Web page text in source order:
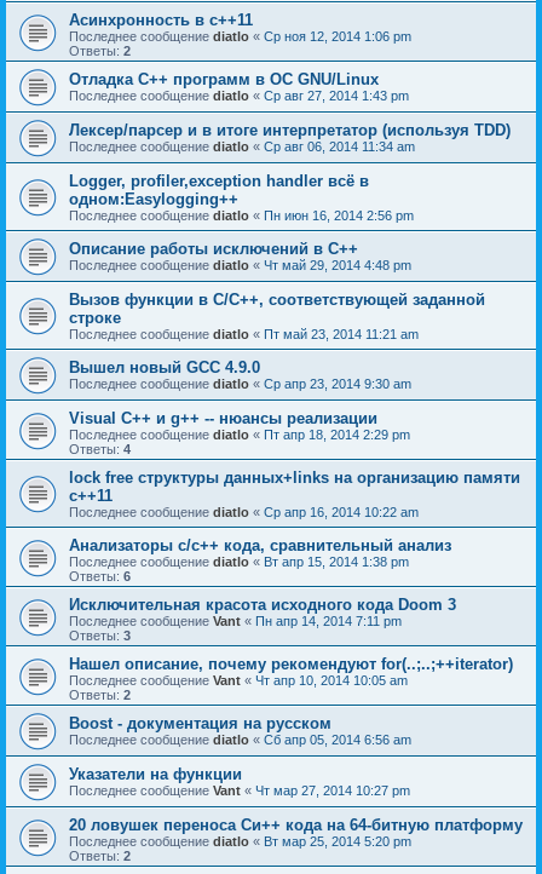
Асинхронность в c++11
Последнее сообщение diatlo « Ср ноя 12, 2014 1:06 pm
Ответы: 2
Отладка C++ программ в ОС GNU/Linux
Последнее сообщение diatlo « Ср авг 27, 2014 1:43 pm
Лексер/парсер и в итоге интерпретатор (используя TDD)
Последнее сообщение diatlo « Ср авг 06, 2014 11:34 am
Logger, profiler,exception handler всё в
одном:Easylogging++
Последнее сообщение diatlo « Пн июн 16, 2014 2:56 pm
Описание работы исключений в C++
Последнее сообщение diatlo « Чт май 29, 2014 4:48 pm
Вызов функции в C/C++, соответствующей заданной
строке
Последнее сообщение diatlo « Пт май 23, 2014 11:21 am
Вышел новый GCC 4.9.0
Последнее сообщение diatlo « Ср апр 23, 2014 9:30 am
Visual C++ и g++ -- нюансы реализации
Последнее сообщение diatlo « Пт апр 18, 2014 2:29 pm
Ответы: 4
lock free структуры данных+links на организацию памяти
c++11
Последнее сообщение diatlo « Ср апр 16, 2014 10:22 am
Анализаторы c/c++ кода, сравнительный анализ
Последнее сообщение diatlo « Вт апр 15, 2014 1:38 pm
Ответы: 6
Исключительная красота исходного кода Doom 3
Последнее сообщение Vant « Пн апр 14, 2014 7:11 pm
Ответы: 3
Нашел описание, почему рекомендуют for(..;..;++iterator)
Последнее сообщение Vant « Чт апр 10, 2014 10:05 am
Ответы: 2
Boost - документация на русском
Последнее сообщение diatlo « Сб апр 05, 2014 6:56 am
Указатели на функции
Последнее сообщение Vant « Чт мар 27, 2014 10:27 pm
20 ловушек переноса Си++ кода на 64-битную платформу
Последнее сообщение diatlo « Вт мар 25, 2014 5:20 pm
Ответы: 2